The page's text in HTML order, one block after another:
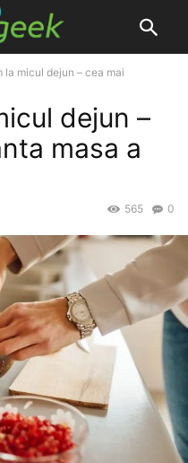
la micul dejun – cea mai
dejun –
masa a
0
565